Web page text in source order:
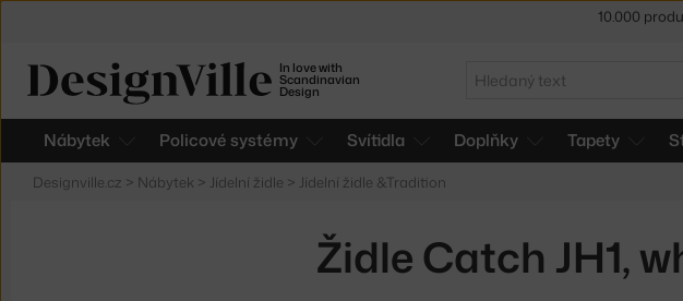
In love with
Scandinavian
Design
Hledat
Nábytek Policové systémy Svítidla Doplňky Tapety
Designville.cz > Nábytek > Jídelní židle > Jídelní židle &Tradition
Židle Catch JH1,
Sleva 5